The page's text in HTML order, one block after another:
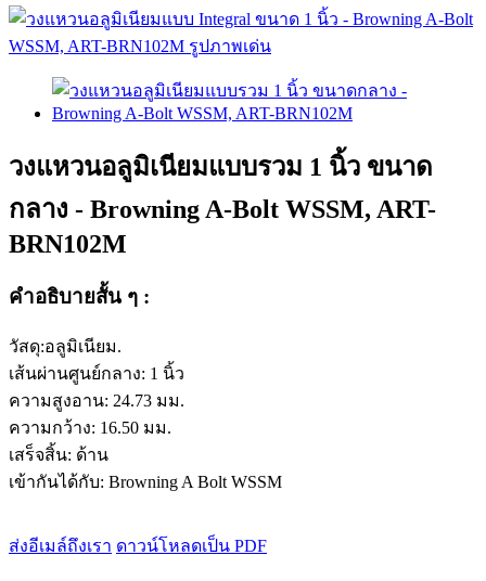
วงแหวนอลูมิเนียมแบบรวม 1 นิ้ว ขนาด
กลาง - Browning A-Bolt WSSM, ART-
BRN102M
คำอธิบายสั้น ๆ :
วัสดุ:อลูมิเนียม.
เส้นผ่านศูนย์กลาง: 1 นิ้ว
ความสูงอาน: 24.73 มม.
ความกว้าง: 16.50 มม.
เสร็จสิ้น: ด้าน
เข้ากันได้กับ: Browning A Bolt WSSM
ส่งอีเมล์ถึงเรา ดาวน์โหลดเป็น PDF